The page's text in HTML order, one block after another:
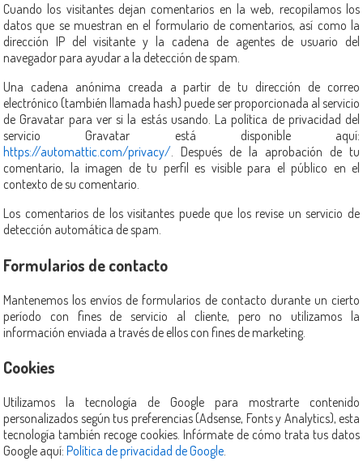
Cuando los visitantes dejan comentarios en la web, recopilamos los
datos que se muestran en el formulario de comentarios, así como la
dirección IP del visitante y la cadena de agentes de usuario del
navegador para ayudar a la detección de spam.
Una cadena anónima creada a partir de tu dirección de correo
electrónico (también llamada hash) puede ser proporcionada al servicio
de Gravatar para ver si la estás usando. La política de privacidad del
servicio Gravatar está disponible aquí:
https://automattic.com/privacy/. Después de la aprobación de tu
comentario, la imagen de tu perfil es visible para el público en el
contexto de su comentario.
Los comentarios de los visitantes puede que los revise un servicio de
detección automática de spam.
Formularios de contacto
Mantenemos los envíos de formularios de contacto durante un cierto
período con fines de servicio al cliente, pero no utilizamos la
información enviada a través de ellos con fines de marketing.
Cookies
Utilizamos la tecnología de Google para mostrarte contenido
personalizados según tus preferencias (Adsense, Fonts y Analytics), esta
tecnología también recoge cookies. Infórmate de cómo trata tus datos
Google aquí: Política de privacidad de Google.